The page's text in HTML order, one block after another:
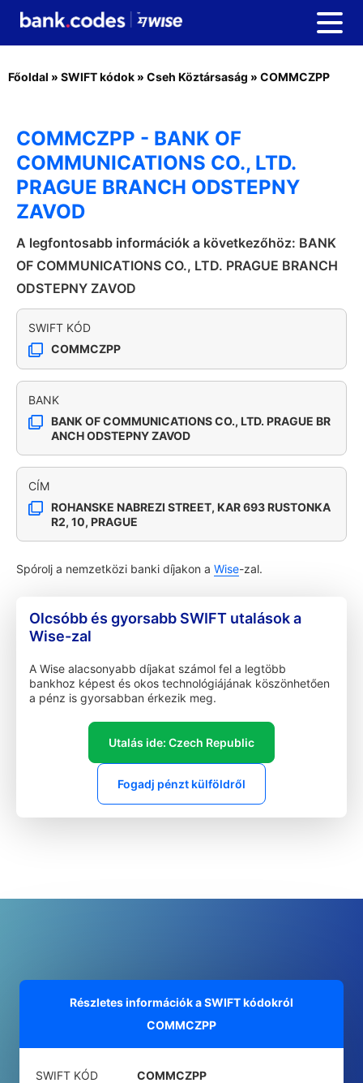
Főoldal » SWIFT kódok » Cseh Köztársaság » COMMCZPP
COMMCZPP - BANK OF
COMMUNICATIONS CO., LTD.
PRAGUE BRANCH ODSTEPNY
ZAVOD
A legfontosabb információk a következőhöz: BANK
OF COMMUNICATIONS CO., LTD. PRAGUE BRANCH
ODSTEPNY ZAVOD
SWIFT KÓD
COMMCZPP
BANK
BANK OF COMMUNICATIONS CO., LTD. PRAGUE BR
ANCH ODSTEPNY ZAVOD
CÍM
ROHANSKE NABREZI STREET, KAR 693 RUSTONKA
R2, 10, PRAGUE
Spórolj a nemzetközi banki díjakon a Wise-zal.
Olcsóbb és gyorsabb SWIFT utalások a
Wise-zal
A Wise alacsonyabb díjakat számol fel a legtöbb
bankhoz képest és okos technológiájának köszönhetően
a pénz is gyorsabban érkezik meg.
Utalás ide: Czech Republic
Fogadj pénzt külföldről
Részletes információk a SWIFT kódokról
COMMCZPP
SWIFT KÓD COMMCZPP